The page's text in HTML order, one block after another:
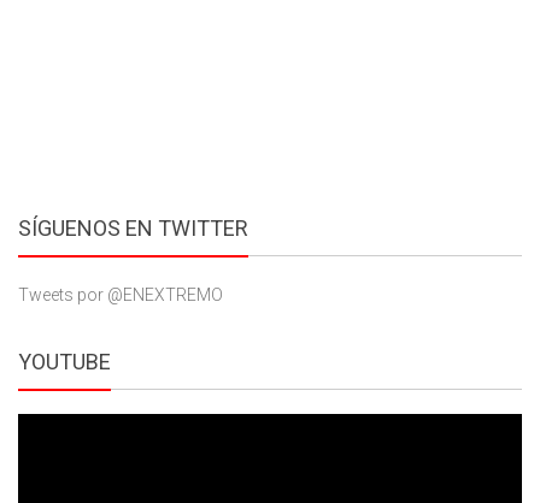
SÍGUENOS EN TWITTER
Tweets por @ENEXTREMO
YOUTUBE